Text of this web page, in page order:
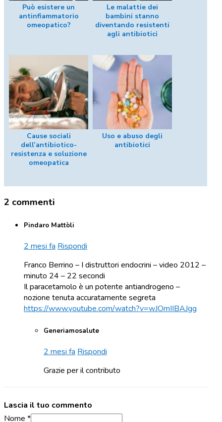
Può esistere un
antinfiammatorio
omeopatico?
Le malattie dei
bambini stanno
diventando resistenti
agli antibiotici
Cause sociali
dell’antibiotico-
resistenza e soluzione
omeopatica
Uso e abuso degli
antibiotici
2 commenti
Pindaro Mattòli
2 mesi fa Rispondi
Franco Berrino – I distruttori endocrini – video 2012 –
minuto 24 – 22 secondi
Il paracetamolo è un potente antiandrogeno –
nozione tenuta accuratamente segreta
https://www.youtube.com/watch?v=wJOmIIBAJgg
Generiamosalute
2 mesi fa Rispondi
Grazie per il contributo
Lascia il tuo commento
Nome *